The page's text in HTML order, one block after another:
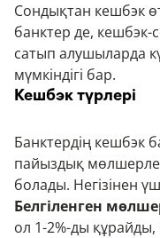
Сондықтан кешбэк
банктер де, кешбэк-
сатып алушыларда
мүмкіндігі бар.
Кешбэк түрлері
Банктердің кешбэк
пайыздық
болады. Негізінен
Белгіленген
ол 1-2%-ды